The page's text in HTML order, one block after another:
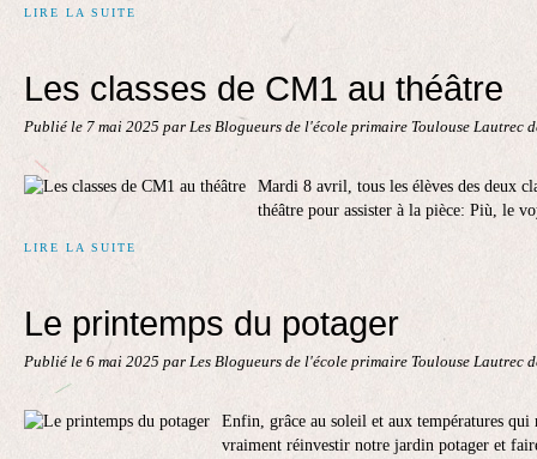
LIRE LA SUITE
Les classes de CM1 au théâtre
Publié le 7 mai 2025 par Les Blogueurs de l'école primaire Toulouse Lautrec
Mardi 8 avril, tous les élèves des deux
théâtre pour assister à la pièce: Più, le
LIRE LA SUITE
Le printemps du potager
Publié le 6 mai 2025 par Les Blogueurs de l'école primaire Toulouse Lautrec
Enfin, grâce au soleil et aux températures qui
vraiment réinvestir notre jardin potager et